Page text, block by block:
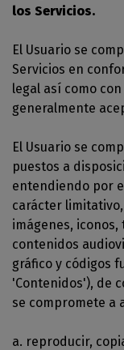
los Servicios.
El Usuario se
Servicios en
legal así como
generalmente
El Usuario se
puestos a
entendiendo por
carácter
imágenes,
contenidos
gráfico y códigos
'Contenidos'), de
se compromete a
a. reproducir,